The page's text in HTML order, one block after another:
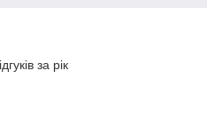
за рік